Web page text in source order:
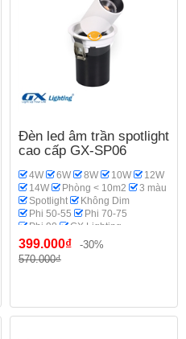
Đèn led âm trần spotlight
cao cấp GX-SP06
4W 6W 8W 10W
12W
14W
Phòng < 10m2
3 màu
Spotlight
Không Dim
Phi 50-55
Phi 70-75
Phi 90
GX Lighting
Phòng thờ
399.000₫
-30%
570.000₫